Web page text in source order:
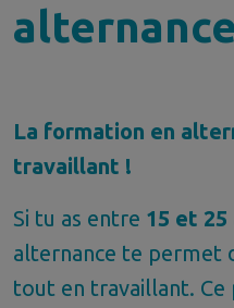
La formation en
travaillant !
Si tu as entre 15 et 25
alternance te permet
tout en travaillant. Ce